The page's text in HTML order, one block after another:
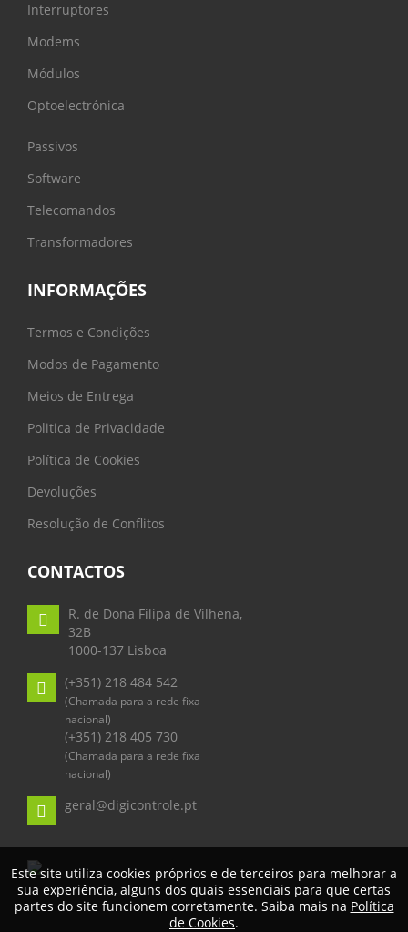
Interruptores
Modems
Módulos
Optoelectrónica
Passivos
Software
Telecomandos
Transformadores
INFORMAÇÕES
Termos e Condições
Modos de Pagamento
Meios de Entrega
Politica de Privacidade
Política de Cookies
Devoluções
Resolução de Conflitos
CONTACTOS
R. de Dona Filipa de Vilhena,
32B
1000-137 Lisboa
(+351) 218 484 542
(Chamada para a rede fixa
nacional)
(+351) 218 405 730
(Chamada para a rede fixa
nacional)
geral@digicontrole.pt
Este site utiliza cookies próprios e de terceiros para melhorar a
sua experiência, alguns dos quais essenciais para que certas
partes do site funcionem corretamente. Saiba mais na Política
de Cookies.